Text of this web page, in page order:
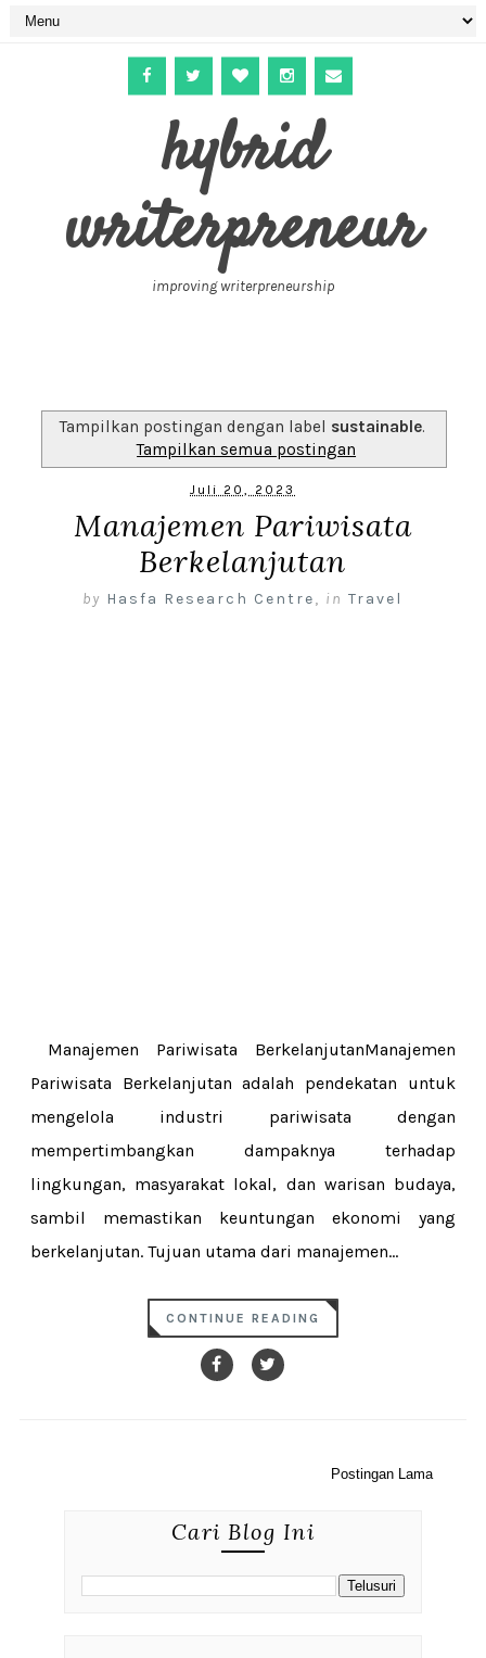
hybrid
writerpreneur
improving writerpreneurship
Tampilkan postingan dengan label sustainable.
Tampilkan semua postingan
Juli 20, 2023
Manajemen Pariwisata
Berkelanjutan
by Hasfa Research Centre, in Travel
Manajemen Pariwisata BerkelanjutanManajemen
Pariwisata Berkelanjutan adalah pendekatan untuk
mengelola industri pariwisata dengan
mempertimbangkan dampaknya terhadap
lingkungan, masyarakat lokal, dan warisan budaya,
sambil memastikan keuntungan ekonomi yang
berkelanjutan. Tujuan utama dari manajemen...
CONTINUE READING
Postingan Lama
Cari Blog Ini